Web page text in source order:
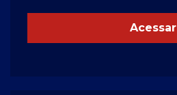
Acessar